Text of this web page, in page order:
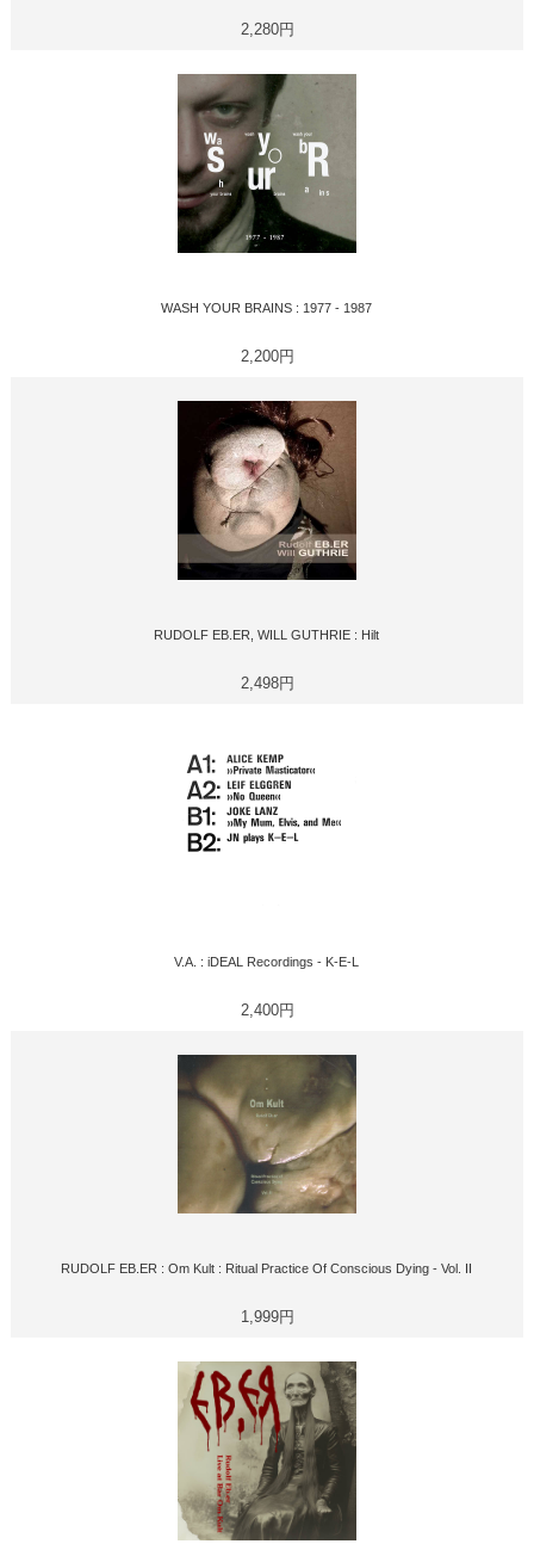
2,280円
WASH YOUR BRAINS : 1977 - 1987
2,200円
RUDOLF EB.ER, WILL GUTHRIE : Hilt
2,498円
V.A. : iDEAL Recordings - K​-​E​-​L
2,400円
RUDOLF EB.ER : Om Kult : Ritual Practice Of Conscious Dying - Vol. II
1,999円